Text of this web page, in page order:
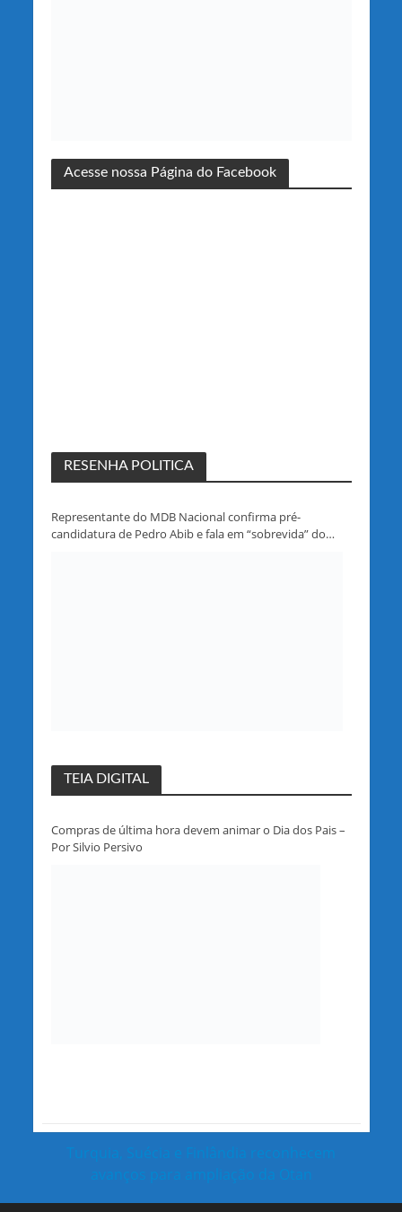
Acesse nossa Página do Facebook
RESENHA POLITICA
Representante do MDB Nacional confirma pré-
candidatura de Pedro Abib e fala em “sobrevida” do
TEIA DIGITAL
Compras de última hora devem animar o Dia dos Pais –
Por Silvio Persivo
Turquia, Suécia e Finlândia reconhecem
avanços para ampliação da Otan